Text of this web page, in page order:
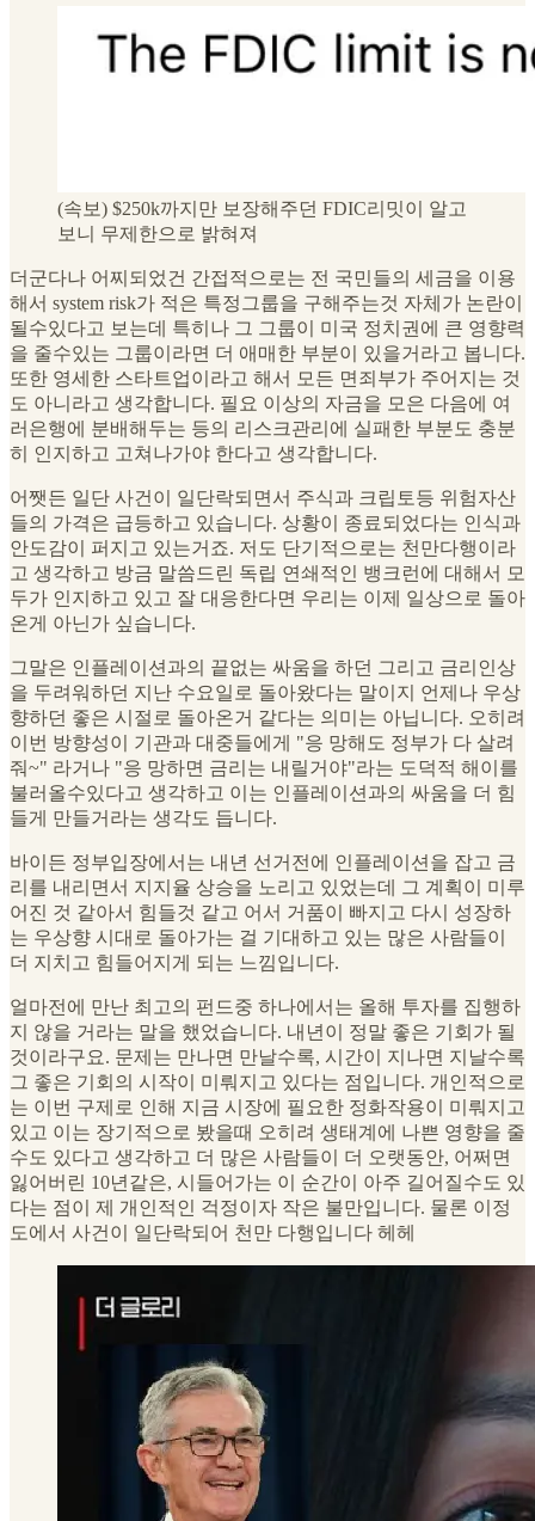
(속보) $250k까지만 보장해주던 FDIC리밋이 알고
보니 무제한으로 밝혀져
더군다나 어찌되었건 간접적으로는 전 국민들의 세금을 이용
해서 system risk가 적은 특정그룹을 구해주는것 자체가 논란이
될수있다고 보는데 특히나 그 그룹이 미국 정치권에 큰 영향력
을 줄수있는 그룹이라면 더 애매한 부분이 있을거라고 봅니다.
또한 영세한 스타트업이라고 해서 모든 면죄부가 주어지는 것
도 아니라고 생각합니다. 필요 이상의 자금을 모은 다음에 여
러은행에 분배해두는 등의 리스크관리에 실패한 부분도 충분
히 인지하고 고쳐나가야 한다고 생각합니다.
어쨋든 일단 사건이 일단락되면서 주식과 크립토등 위험자산
들의 가격은 급등하고 있습니다. 상황이 종료되었다는 인식과
안도감이 퍼지고 있는거죠. 저도 단기적으로는 천만다행이라
고 생각하고 방금 말씀드린 독립 연쇄적인 뱅크런에 대해서 모
두가 인지하고 있고 잘 대응한다면 우리는 이제 일상으로 돌아
온게 아닌가 싶습니다.
그말은 인플레이션과의 끝없는 싸움을 하던 그리고 금리인상
을 두려워하던 지난 수요일로 돌아왔다는 말이지 언제나 우상
향하던 좋은 시절로 돌아온거 같다는 의미는 아닙니다. 오히려
이번 방향성이 기관과 대중들에게 "응 망해도 정부가 다 살려
줘~" 라거나 "응 망하면 금리는 내릴거야"라는 도덕적 해이를
불러올수있다고 생각하고 이는 인플레이션과의 싸움을 더 힘
들게 만들거라는 생각도 듭니다.
바이든 정부입장에서는 내년 선거전에 인플레이션을 잡고 금
리를 내리면서 지지율 상승을 노리고 있었는데 그 계획이 미루
어진 것 같아서 힘들것 같고 어서 거품이 빠지고 다시 성장하
는 우상향 시대로 돌아가는 걸 기대하고 있는 많은 사람들이
더 지치고 힘들어지게 되는 느낌입니다.
얼마전에 만난 최고의 펀드중 하나에서는 올해 투자를 집행하
지 않을 거라는 말을 했었습니다. 내년이 정말 좋은 기회가 될
것이라구요. 문제는 만나면 만날수록, 시간이 지나면 지날수록
그 좋은 기회의 시작이 미뤄지고 있다는 점입니다. 개인적으로
는 이번 구제로 인해 지금 시장에 필요한 정화작용이 미뤄지고
있고 이는 장기적으로 봤을때 오히려 생태계에 나쁜 영향을 줄
수도 있다고 생각하고 더 많은 사람들이 더 오랫동안, 어쩌면
잃어버린 10년같은, 시들어가는 이 순간이 아주 길어질수도 있
다는 점이 제 개인적인 걱정이자 작은 불만입니다. 물론 이정
도에서 사건이 일단락되어 천만 다행입니다 헤헤